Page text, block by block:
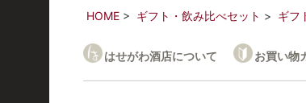
HOME ギフト・飲み比べセット ギフ
はせがわ酒店について お買い物